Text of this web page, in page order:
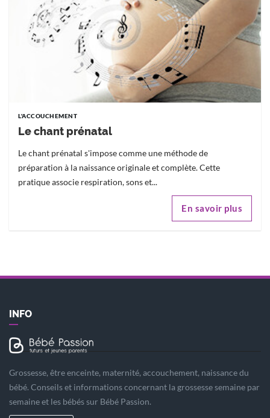
L'ACCOUCHEMENT
Le chant prénatal
Le chant prénatal s'impose comme une méthode de
préparation à la naissance originale et complète. Cette
pratique associe respiration, sons et...
En savoir plus
INFO
Grossesse, être enceinte, maternité, accouchement, naissance du
bébé. Conseils et informations concernant la grossesse semaine par
semaine et les bébés sur Bébé Passion.